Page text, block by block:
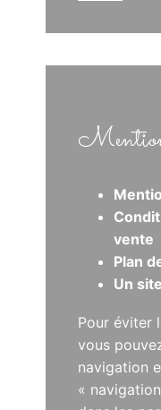
vente
Plan
Un
Pour éviter
vous
navigation
«